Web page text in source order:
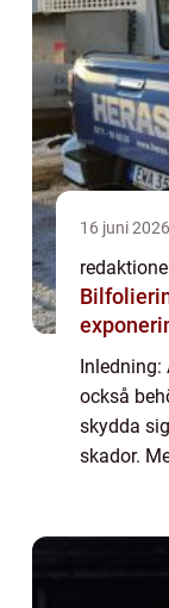
16 juni 2026
redaktionel
också
skydda
skador.